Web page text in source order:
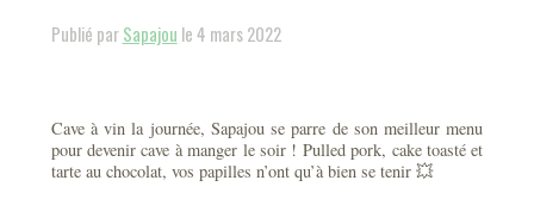
Publié parSapajou le 4 mars 2022
Cave à vin la journée, Sapajou se parre de son meilleur menu
pour devenir cave à manger le soir ! Pulled pork, cake toasté et
tarte au chocolat, vos papilles n’ont qu’à bien se tenir 💥